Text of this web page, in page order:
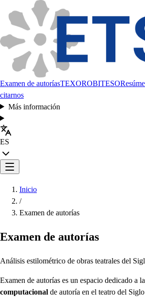
Examen de autoríasTEXOROBITESO
citarnos
Más información
ES
Inicio
/
Examen de autorías
Examen de autorías
Análisis estilométrico de obras teatrales del
Examen de autorías es un espacio dedicado a la
computacional de autoría en el teatro del